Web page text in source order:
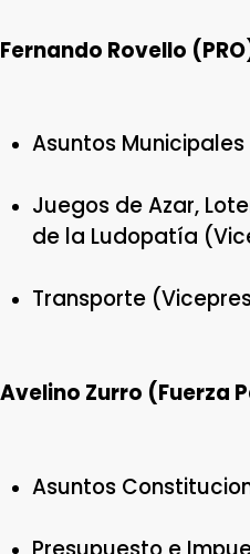
Fernando Rovello
Asuntos Municipales
Juegos de Azar,
de la Ludopatía
Transporte
Avelino Zurro (Fuerza
Asuntos